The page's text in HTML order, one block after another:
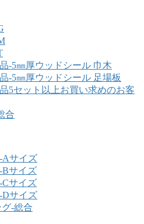
-5㎜厚ウッドシール 巾木
-5㎜厚ウッドシール 足場板
5セット以上お買い求めのお客
合
Aサイズ
Bサイズ
Cサイズ
Dサイズ
-総合